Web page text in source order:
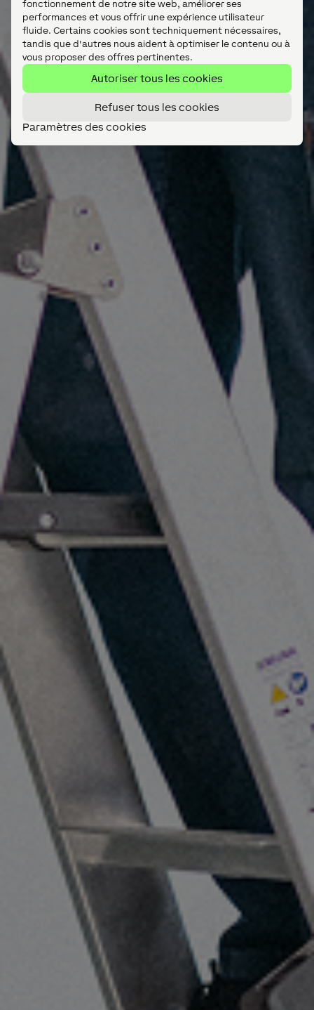
fonctionnement de notre site web, améliorer ses
performances et vous offrir une expérience utilisateur
fluide. Certains cookies sont techniquement nécessaires,
tandis que d'autres nous aident à optimiser le contenu ou à
vous proposer des offres pertinentes.
Autoriser tous les cookies
Refuser tous les cookies
Paramètres des cookies